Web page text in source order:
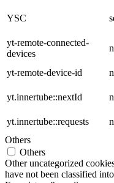
YSC
yt-remote-connected-
devices
yt-remote-device-id
yt.innertube::nextId
yt.innertube::requests
Others
Others
Other uncategorized
have not been classified